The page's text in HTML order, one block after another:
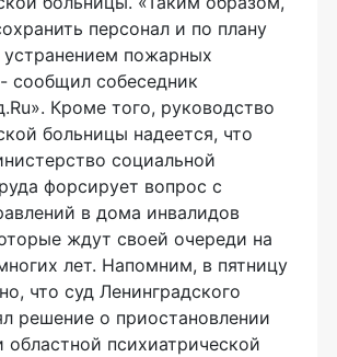
персонал и по плану
устранением пожарных
сообщил собеседник
Кроме того, руководство
больницы надеется, что
социальной
форсирует вопрос с
в дома инвалидов
ждут своей очереди на
лет. Напомним, в пятницу
что суд Ленинградского
решение о приостановлении
областной психиатрической